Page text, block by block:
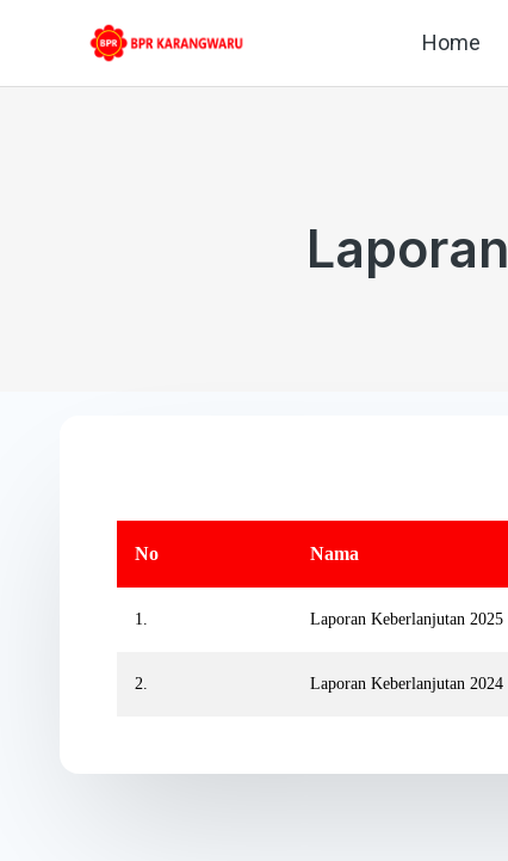
Home
Laporan
No Nama
1. Laporan Keberlanjutan 2025
2. Laporan Keberlanjutan 2024